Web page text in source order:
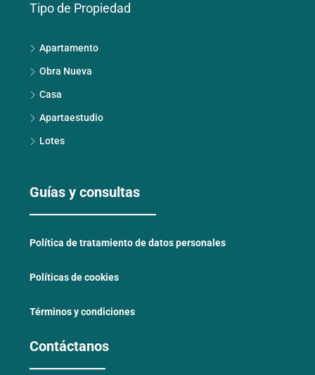
Tipo de Propiedad
Apartamento
Obra Nueva
Casa
Apartaestudio
Lotes
Guías y consultas
Política de tratamiento de datos personales
Políticas de cookies
Términos y condiciones
Contáctanos